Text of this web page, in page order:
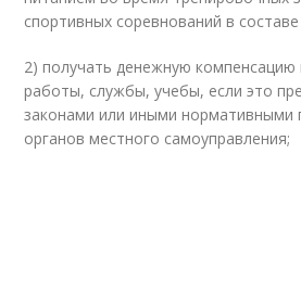
спортивных соревнований в
2) получать денежную
работы, службы, учебы, если это
законами или иными нормативными
органов местного самоуправления;